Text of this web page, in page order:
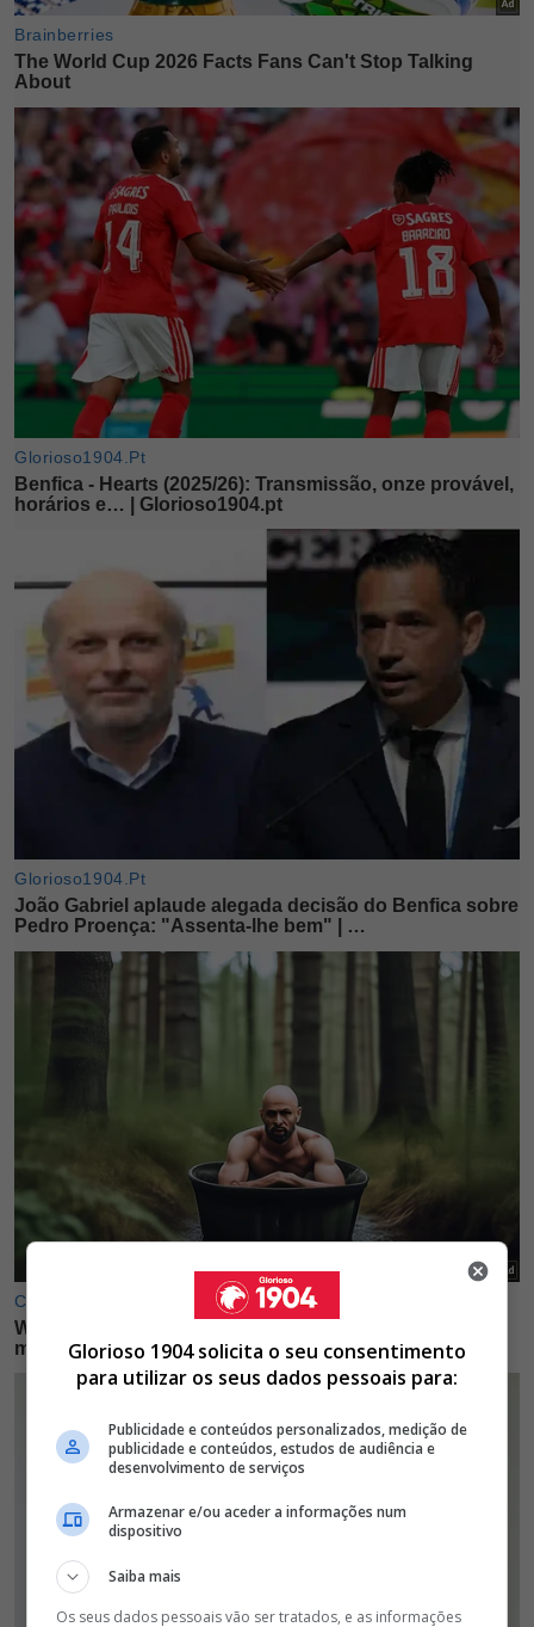
Glorioso 1904 solicita o seu consentimento
para utilizar os seus dados pessoais para:
Publicidade e conteúdos personalizados, medição de
publicidade e conteúdos, estudos de audiência e
desenvolvimento de serviços
Armazenar e/ou aceder a informações num
dispositivo
Saiba mais
Os seus dados pessoais vão ser tratados, e as informações